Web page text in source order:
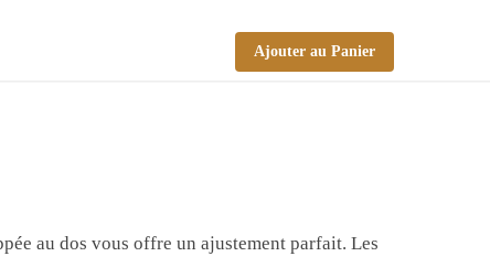
Ajouter au Panier
au dos vous offre un ajustement parfait. Les